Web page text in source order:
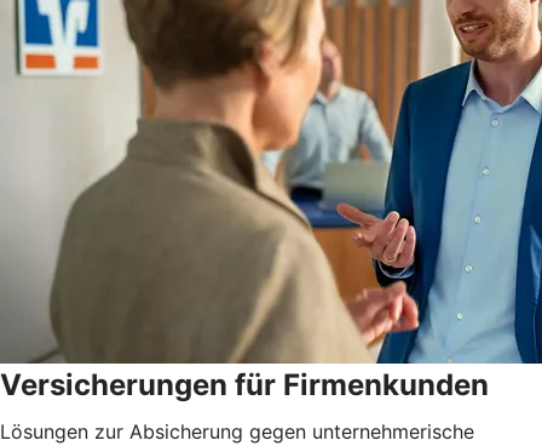
Versicherungen für Firmenkunden
Lösungen zur Absicherung gegen unternehmerische